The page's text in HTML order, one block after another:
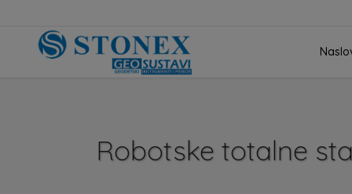
Robotske totalne